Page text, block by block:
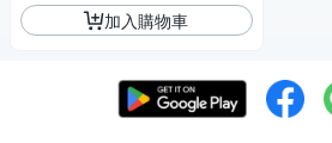
加入購物車